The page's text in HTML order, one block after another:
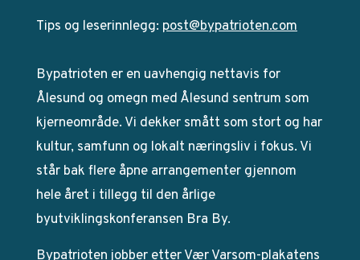
Tips og leserinnlegg: post@bypatrioten.com
Bypatrioten er en uavhengig nettavis for
Ålesund og omegn med Ålesund sentrum som
kjerneområde. Vi dekker smått som stort og har
kultur, samfunn og lokalt næringsliv i fokus. Vi
står bak flere åpne arrangementer gjennom
hele året i tillegg til den årlige
byutviklingskonferansen Bra By.
Bypatrioten jobber etterVær Varsom-plakatens